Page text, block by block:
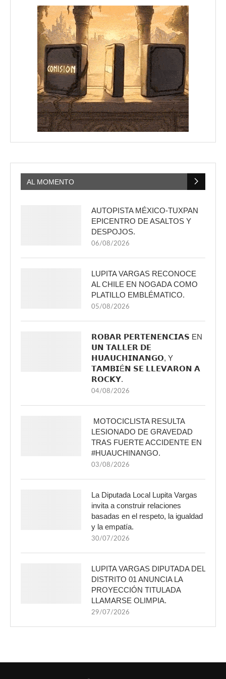
AL MOMENTO
AUTOPISTA MÉXICO-TUXPAN
EPICENTRO DE ASALTOS Y
DESPOJOS.
06/08/2026
LUPITA VARGAS RECONOCE
AL CHILE EN NOGADA COMO
PLATILLO EMBLÉMATICO.
05/08/2026
𝗥𝗢𝗕𝗔𝗥 𝗣𝗘𝗥𝗧𝗘𝗡𝗘𝗡𝗖𝗜𝗔𝗦 EN
𝗨𝗡 𝗧𝗔𝗟𝗟𝗘𝗥 𝗗𝗘
𝗛𝗨𝗔𝗨𝗖𝗛𝗜𝗡𝗔𝗡𝗚𝗢, Y
𝗧𝗔𝗠𝗕𝗜É𝗡 𝗦𝗘 𝗟𝗟𝗘𝗩𝗔𝗥𝗢𝗡 𝗔
𝗥𝗢𝗖𝗞𝗬.
04/08/2026
MOTOCICLISTA RESULTA
LESIONADO DE GRAVEDAD
TRAS FUERTE ACCIDENTE EN
#HUAUCHINANGO.
03/08/2026
La Diputada Local Lupita Vargas
invita a construir relaciones
basadas en el respeto, la igualdad
y la empatía.
30/07/2026
LUPITA VARGAS DIPUTADA DEL
DISTRITO 01 ANUNCIA LA
PROYECCIÓN TITULADA
LLAMARSE OLIMPIA.
29/07/2026